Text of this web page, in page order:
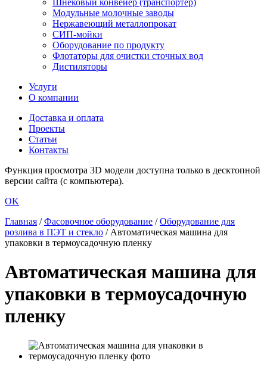
Шнековый конвейер (транспортер)
Модульные молочные заводы
Нержавеющий металлопрокат
СИП-мойки
Оборудование по продукту
Флотаторы для очистки сточных вод
Дистиляторы
Услуги
О компании
Доставка и оплата
Проекты
Статьи
Контакты
Функция просмотра 3D модели доступна только в десктопной
версии сайта (с компьютера).
OK
Главная /Фасовочное оборудование /Оборудование для
розлива в ПЭТ и стекло / Автоматическая машина для
упаковки в термоусадочную пленку
Автоматическая машина для
упаковки в термоусадочную
пленку